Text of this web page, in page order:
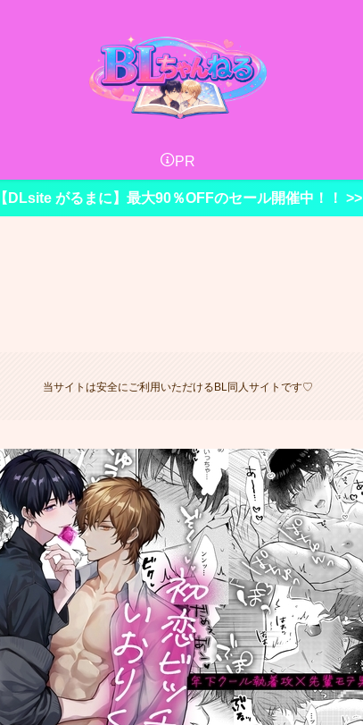
PR
【DLsite がるまに】最大90％OFFのセール開催中！！ >>
当サイトは安全にご利用いただけるBL同人サイトです♡